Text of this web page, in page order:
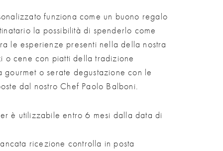
funziona come un buono regalo
la possibilità di spenderlo come
le esperienze presenti nella della nostra
o cene con piatti della tradizione
gourmet o serate degustazione con le
dal nostro Chef Paolo Balboni.
è utilizzabile entro 6 mesi dalla data di
ricezione controlla in posta